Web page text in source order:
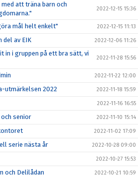
att träna barn och
2022-12-15 15:36
mål helt enkelt" 2022-12-15 11:13
del av EIK 2022-12-06 11:26
in i gruppen på ett bra sätt, vi
2022-11-28 15:56
2022-11-22 12:00
utmärkelsen 2022 2022-11-18 15:59
2022-11-16 16:55
senior 2022-11-10 15:14
2022-11-02 17:09
serie nästa år 2022-10-28 09:00
2022-10-27 15:53
och Delilådan 2022-10-21 10:59